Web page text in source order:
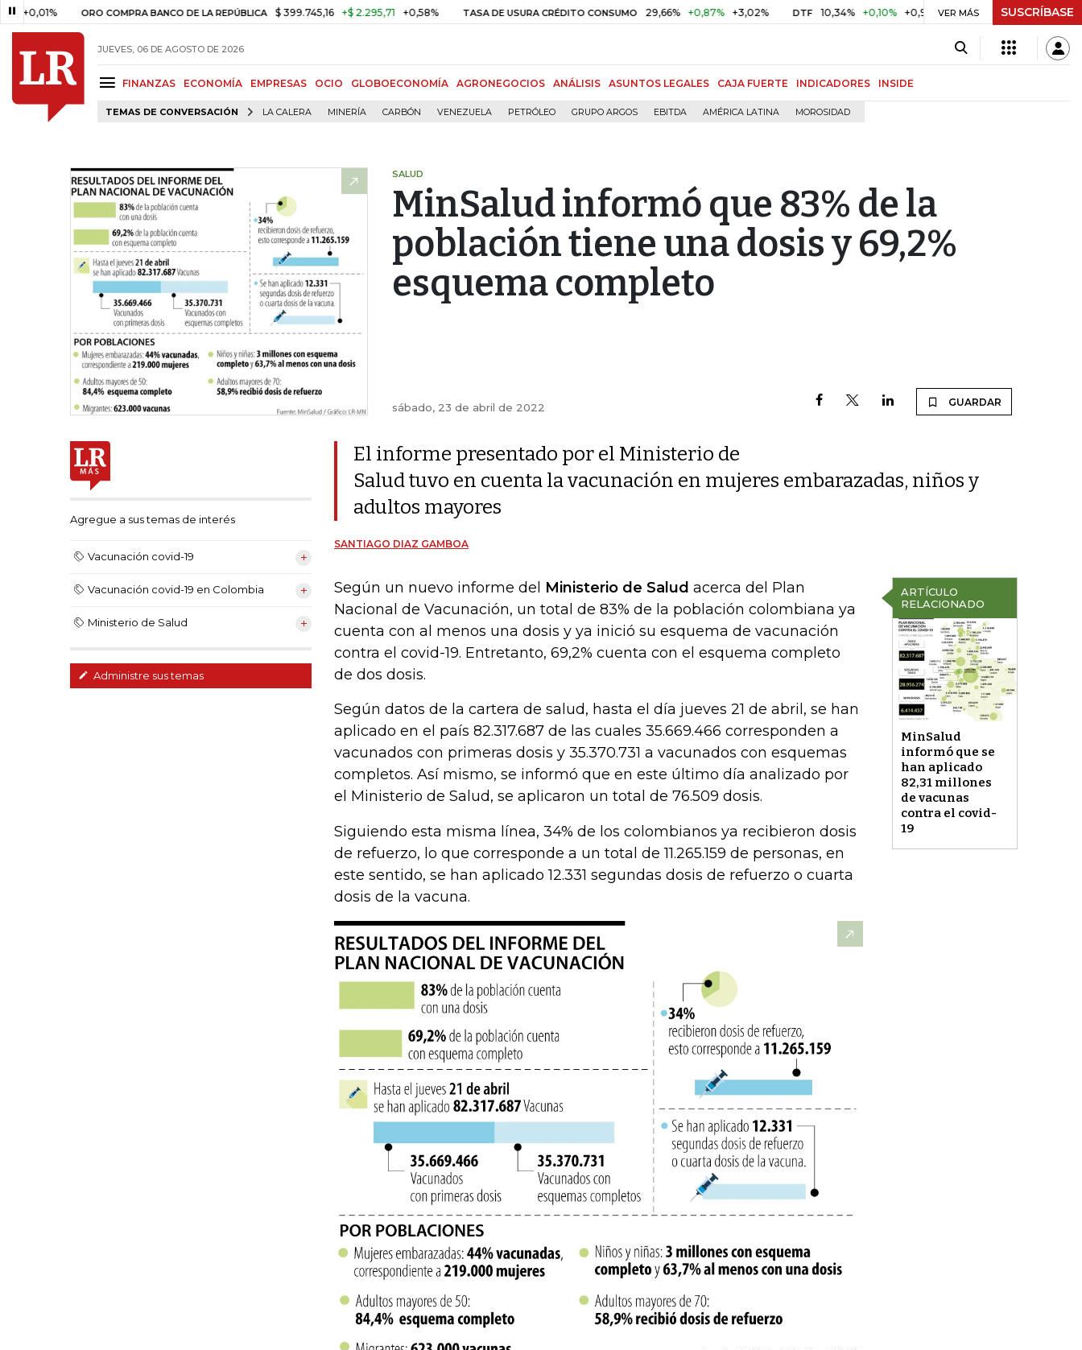
ORO COMPRA BANCO DE LA REPÚBLICA $ 399.745,16 +$ 2.295,71 +0,58% TASA DE USURA CRÉDITO CONSUMO 29,66% +0,87% +3,02% DTF 10,34% +0,10% +0,98% UVR $ 416,86 +$ 0,05 +0,01%
VER MÁS SUSCRÍBASE
JUEVES, 06 DE AGOSTO DE 2026
FINANZAS ECONOMÍA EMPRESAS OCIO GLOBOECONOMÍA AGRONEGOCIOS ANÁLISIS ASUNTOS LEGALES CAJA FUERTE INDICADORES INSIDE
TEMAS DE CONVERSACIÓN LA CALERA MINERÍA CARBÓN VENEZUELA PETRÓLEO GRUPO ARGOS EBITDA AMÉRICA LATINA MOROSIDAD
SALUD
MinSalud informó que 83% de la
población tiene una dosis y 69,2%
esquema completo
sábado, 23 de abril de 2022 GUARDAR
Agregue a sus temas de interés
Vacunación covid-19
Vacunación covid-19 en Colombia
Ministerio de Salud
Administre sus temas
El informe presentado por el Ministerio de
Salud tuvo en cuenta la vacunación en mujeres embarazadas, niños y
adultos mayores
SANTIAGO DIAZ GAMBOA
ARTÍCULO
RELACIONADO
MinSalud
informó que se
han aplicado
82,31 millones
de vacunas
contra el covid-
19
Según un nuevo informe del Ministerio de Salud acerca del Plan
Nacional de Vacunación, un total de 83% de la población colombiana ya
cuenta con al menos una dosis y ya inició su esquema de vacunación
contra el covid-19. Entretanto, 69,2% cuenta con el esquema completo
de dos dosis.
Según datos de la cartera de salud, hasta el día jueves 21 de abril, se han
aplicado en el país 82.317.687 de las cuales 35.669.466 corresponden a
vacunados con primeras dosis y 35.370.731 a vacunados con esquemas
completos. Así mismo, se informó que en este último día analizado por
el Ministerio de Salud, se aplicaron un total de 76.509 dosis.
Siguiendo esta misma línea, 34% de los colombianos ya recibieron dosis
de refuerzo, lo que corresponde a un total de 11.265.159 de personas, en
este sentido, se han aplicado 12.331 segundas dosis de refuerzo o cuarta
dosis de la vacuna.